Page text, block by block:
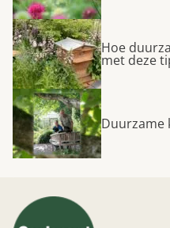
Hoe
met deze
Duurzame